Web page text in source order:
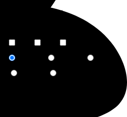
選択してください